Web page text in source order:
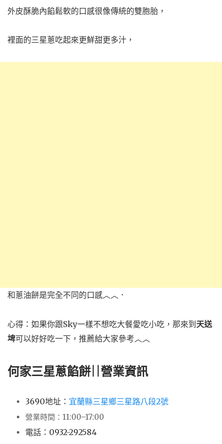
外皮酥脆內餡鬆軟的口感很像傳統的雙胞胎，
裡面的三星蔥吃起來更鮮甜更多汁，
和蔥油餅是完全不同的口感︿︿．
心得：如果你跟Sky一樣不想吃大餐愛吃小吃，那來到天送
埤可以好好吃一下，推薦給大家參考︿︿
何家三星蔥餡餅||營業資訊
3690地址： 宜蘭縣三星鄉三星路八段2號
營業時間：11:00–17:00
電話：0932-292584